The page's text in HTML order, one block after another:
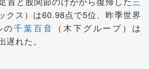
クス）は60.98点で5位、昨季世界
の千葉百音 （木下グループ）は
れた。